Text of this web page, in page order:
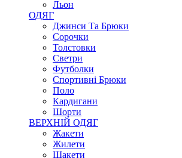
Льон
ОДЯГ
Джинси Та Брюки
Сорочки
Толстовки
Светри
Футболки
Спортивні Брюки
Поло
Кардигани
Шорти
ВЕРХНІЙ ОДЯГ
Жакети
Жилети
Шакети